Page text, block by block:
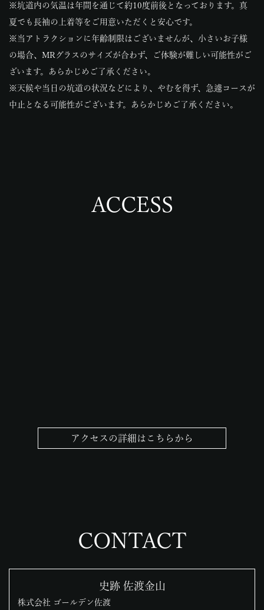
※坑道内の気温は年間を通じて約10度前後となっております。真
夏でも長袖の上着等をご用意いただくと安心です。
※当アトラクションに年齢制限はございませんが、小さいお子様
の場合、MRグラスのサイズが合わず、ご体験が難しい可能性がご
ざいます。あらかじめご了承ください。
※天候や当日の坑道の状況などにより、やむを得ず、急遽コースが
中止となる可能性がございます。あらかじめご了承ください。
ACCESS
アクセスの詳細はこちらから
CONTACT
史跡 佐渡金山
株式会社 ゴールデン佐渡